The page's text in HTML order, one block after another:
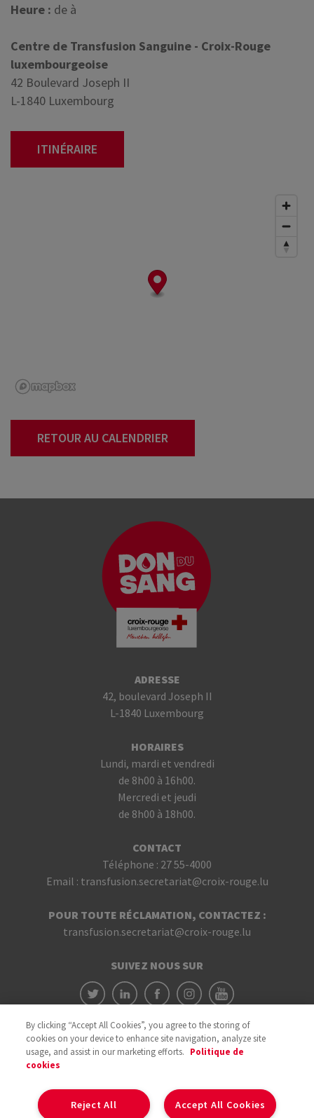
Heure : de à
Centre de Transfusion Sanguine - Croix-Rouge
luxembourgeoise
42 Boulevard Joseph II
L-1840 Luxembourg
ITINÉRAIRE
RETOUR AU CALENDRIER
ADRESSE
42, boulevard Joseph II
L-1840 Luxembourg
HORAIRES
Lundi, mardi et vendredi
de 8h00 à 16h00.
Mercredi et jeudi
de 8h00 à 18h00.
CONTACT
Téléphone : 27 55-4000
Email : transfusion.secretariat@croix-rouge.lu
POUR TOUTE RÉCLAMATION, CONTACTEZ :
transfusion.secretariat@croix-rouge.lu
SUIVEZ NOUS SUR
By clicking “Accept All Cookies”, you agree to the storing of
cookies on your device to enhance site navigation, analyze site
usage, and assist in our marketing efforts. Politique de
cookies
Accept All Cookies
Reject All